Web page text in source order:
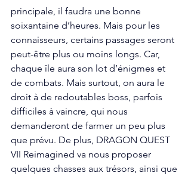
principale, il faudra une bonne
soixantaine d’heures. Mais pour les
connaisseurs, certains passages seront
peut-être plus ou moins longs. Car,
chaque île aura son lot d’énigmes et
de combats. Mais surtout, on aura le
droit à de redoutables boss, parfois
difficiles à vaincre, qui nous
demanderont de farmer un peu plus
que prévu. De plus, DRAGON QUEST
VII Reimagined va nous proposer
quelques chasses aux trésors, ainsi que